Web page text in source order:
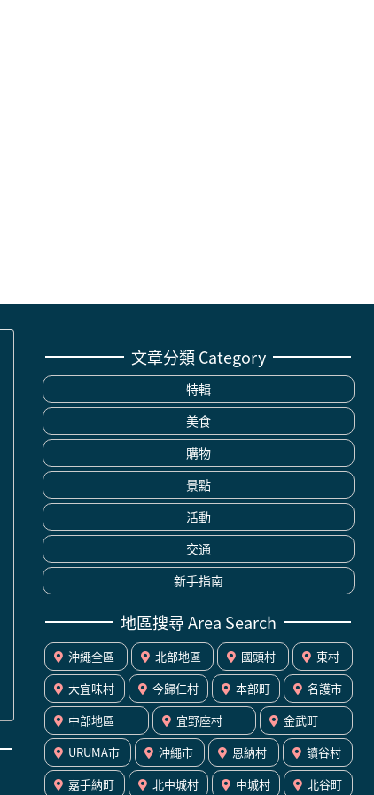
文章分類 Category
特輯
美食
購物
景點
活動
交通
新手指南
地區搜尋 Area Search
沖繩全區 北部地區 國頭村
東村
大宜味村
今歸仁村 本部町
名護市
中部地區
宜野座村
金武町
URUMA市
沖繩市 恩納村
讀谷村
嘉手納町
北中城村 中城村 北谷町